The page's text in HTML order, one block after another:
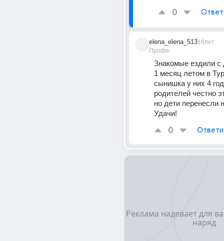
0
elena_elena_513
Профи
16лет
Знакомые ездили с
1 месяц летом в
сынишка у них 4
родителей честно
но дети перенесли
Удачи!
0